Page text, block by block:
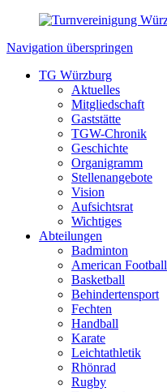
Navigation überspringen
TG Würzburg
Aktuelles
Mitgliedschaft
Gaststätte
TGW-Chronik
Geschichte
Organigramm
Stellenangebote
Vision
Aufsichtsrat
Wichtiges
Abteilungen
Badminton
American Football
Basketball
Behindertensport
Fechten
Handball
Karate
Leichtathletik
Rhönrad
Rugby